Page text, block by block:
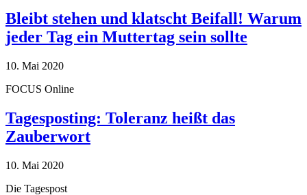
Bleibt stehen und klatscht Beifall! Warum
jeder Tag ein Muttertag sein sollte
10. Mai 2020
FOCUS Online
Tagesposting: Toleranz heißt das
Zauberwort
10. Mai 2020
Die Tagespost